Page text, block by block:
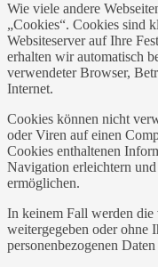
Wie viele andere
„Cookies“. Cookies sind
Websiteserver auf Ihre
erhalten wir automatisch
verwendeter Browser,
Internet.
Cookies können nicht
oder Viren auf einen
Cookies enthaltenen
Navigation erleichtern
ermöglichen.
In keinem Fall werden die
weitergegeben oder
personenbezogenen